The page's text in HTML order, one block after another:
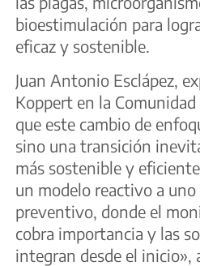
bioestimulación para
eficaz y sostenible.
Juan Antonio Esclápez,
Koppert en la
que este cambio de
sino una transición
más sostenible y
un modelo reactivo a
preventivo, donde el
cobra importancia y las
integran desde el inicio»,